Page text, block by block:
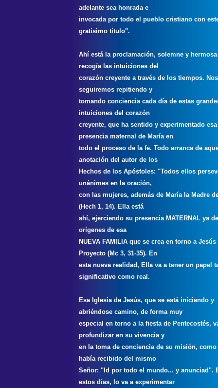
adelante sea honrada e
invocada por todo el pueblo cristiano con
gratísimo título".
Ahí está la proclamación, solemne y
recogía las intuiciones del
corazón creyente a través de los tiempos.
seguiremos repitiendo y
tomando conciencia cada día de estas
intuiciones del corazón
creyente, que ha sentido y experimentado esa
presencia maternal de María en
todo el proceso de la fe. Todo arranca de
anotación del autor de los
Hechos de los Apóstoles: "Todos ellos
unánimes en la oración,
con las mujeres, además de María la Madre
(Hech 1, 14). Ella está
ahí, ejerciendo su presencia MATERNAL ya
orígenes de esa
NUEVA FAMILIA que se crea en torno a
Proyecto (Mc 3, 31-35). En
esta nueva realidad, Ella va a tener un papel
significativo como real.
Esa Iglesia de Jesús, que se está iniciando y
abriéndose camino, de forma muy
especial en torno a la fiesta de Pentecostés,
profundizar en su vivencia y
en la toma de conciencia de su misión, como
había recibido del mismo
Señor: "Id por todo el mundo... y anunciad".
estos días, lo va a experimentar